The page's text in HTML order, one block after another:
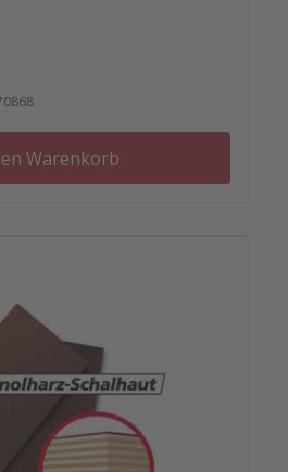
Von der Dichtfugenmasse,
bis zu
prefix="o" />
Warenkorb